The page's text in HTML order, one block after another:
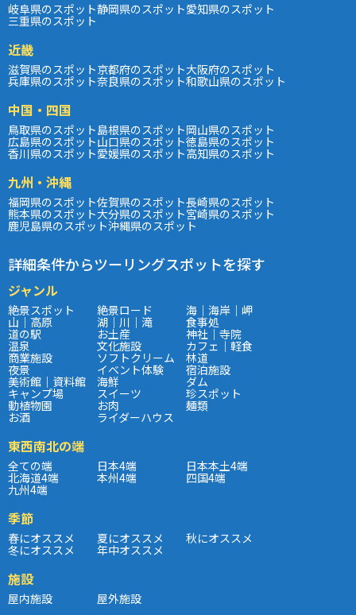
岐阜県のスポット静岡県のスポット愛知県のスポット
三重県のスポット
近畿
滋賀県のスポット京都府のスポット大阪府のスポット
兵庫県のスポット奈良県のスポット和歌山県のスポット
中国・四国
鳥取県のスポット島根県のスポット岡山県のスポット
広島県のスポット山口県のスポット徳島県のスポット
香川県のスポット愛媛県のスポット高知県のスポット
九州・沖縄
福岡県のスポット佐賀県のスポット長崎県のスポット
熊本県のスポット大分県のスポット宮崎県のスポット
鹿児島県のスポット沖縄県のスポット
詳細条件からツーリングスポットを探す
ジャンル
絶景スポット 絶景ロード 海｜海岸｜岬
山｜高原 湖｜川｜滝 食事処
道の駅 お土産 神社｜寺院
温泉 文化施設 カフェ｜軽食
商業施設 ソフトクリーム 林道
夜景 イベント体験 宿泊施設
美術館｜資料館 海鮮 ダム
キャンプ場 スイーツ 珍スポット
動植物園 お肉 麺類
お酒 ライダーハウス
東西南北の端
全ての端 日本4端 日本本土4端
北海道4端 本州4端 四国4端
九州4端
季節
春にオススメ 夏にオススメ 秋にオススメ
冬にオススメ 年中オススメ
施設
屋内施設 屋外施設